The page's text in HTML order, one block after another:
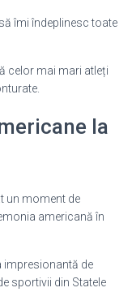
îmi îndeplinesc toate
celor mai mari atleți
la
un moment de
americană în
impresionantă de
sportivii din Statele